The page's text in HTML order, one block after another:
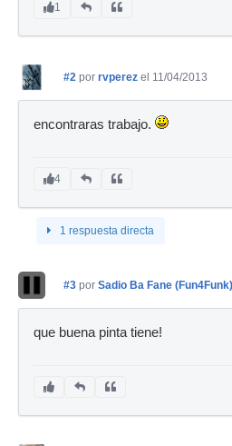
1
#2 por rvperez el 11/04/2013
encontraras trabajo.
4
1 respuesta directa
#3 por Sadio Ba Fane (Fun4Funk)
que buena pinta tiene!